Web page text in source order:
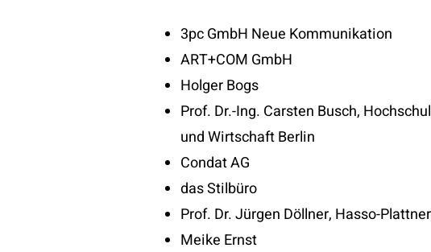
3pc GmbH Neue Kommunikation
ART+COM GmbH
Holger Bogs
Prof. Dr.-Ing. Carsten Busch,
und Wirtschaft Berlin
Condat AG
das Stilbüro
Prof. Dr. Jürgen Döllner, Hasso-
Meike Ernst